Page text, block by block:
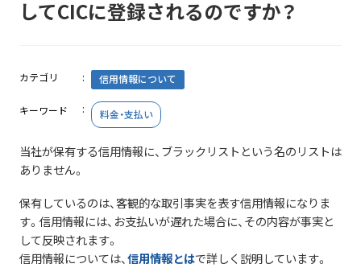
してCICに登録されるのですか？
カテゴリ 信用情報について
キーワード 料金・支払い
当社が保有する信用情報に、ブラックリストという名のリストは
ありません。
保有しているのは、客観的な取引事実を表す信用情報になりま
す。信用情報には、お支払いが遅れた場合に、その内容が事実と
して反映されます。
信用情報については、信用情報とはで詳しく説明しています。